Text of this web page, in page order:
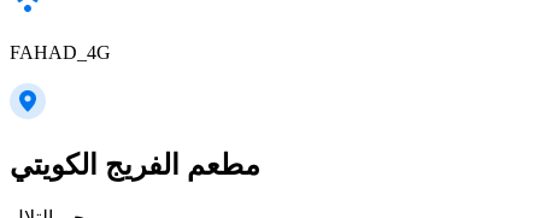
FAHAD_4G
مطعم الفريج الكويتي